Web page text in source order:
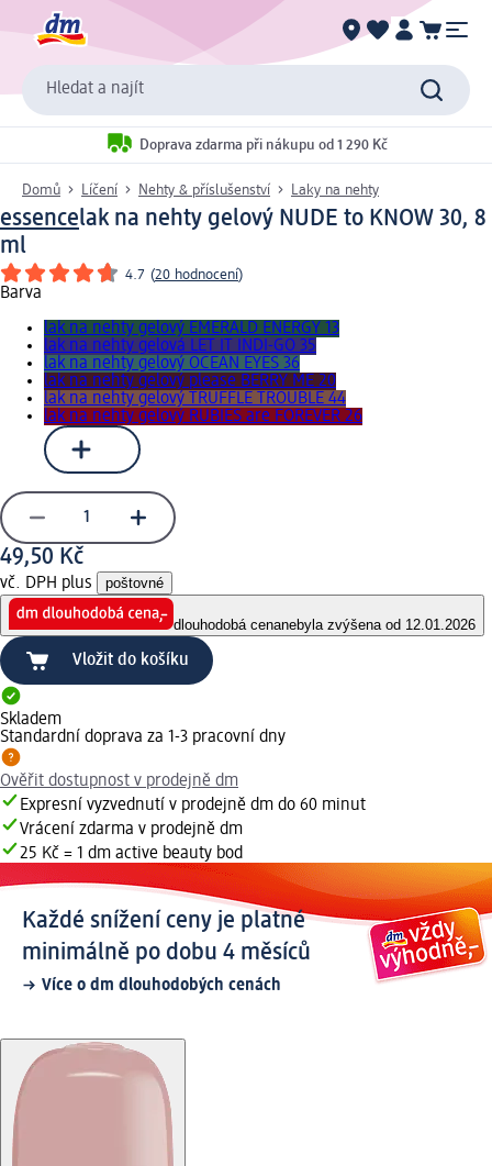
Hledat a najít
Doprava zdarma při nákupu od 1 290 Kč
Domů Líčení Nehty & příslušenství Laky na nehty
essencelak na nehty gelový NUDE to KNOW 30, 8
ml
4.7 (20 hodnocení)
Barva
lak na nehty gelový EMERALD ENERGY 13
lak na nehty gelová LET IT INDI-GO 35
lak na nehty gelový OCEAN EYES 36
lak na nehty gelový please BERRY ME 20
lak na nehty gelový TRUFFLE TROUBLE 44
lak na nehty gelový RUBIES are FOREVER 26
49,50 Kč
vč. DPH plus poštovné
dlouhodobá cenanebyla zvýšena od 12.01.2026
Vložit do košíku
Skladem
Standardní doprava za 1-3 pracovní dny
Ověřit dostupnost v prodejně dm
Expresní vyzvednutí v prodejně dm do 60 minut
Vrácení zdarma v prodejně dm
25 Kč = 1 dm active beauty bod
Každé snížení ceny je platné
minimálně po dobu 4 měsíců
Více o dm dlouhodobých cenách